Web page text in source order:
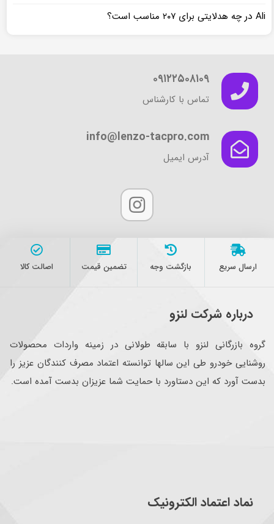
Ali درچه هدلایتی برای ۲۰۷ مناسب است؟
۰۹۱۲۲۵۰۸۱۰۹
تماس با کارشناس
info@lenzo-tacpro.com
آدرس ایمیل
ارسال سریع بازگشت وجه تضمین قیمت اصالت کالا
درباره شرکت لنزو
گروه بازرگانی لنزو با سابقه طولانی در زمینه واردات محصولات
روشنایی خودرو طی این سالها توانسته اعتماد مصرف کنندگان عزیز را
بدست آورد که این دستاورد با حمایت شما عزیزان بدست آمده است.
نماد اعتماد الکترونیک